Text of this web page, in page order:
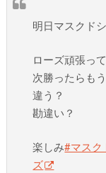
明日マスクド
ローズ頑張って
次勝ったらも
違う？
勘違い？
楽しみ#マスク
ズ